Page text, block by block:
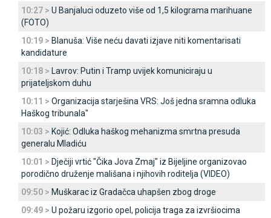
10:27 > U Banjaluci oduzeto više od 1,5 kilograma marihuane
(FOTO)
10:19 > Blanuša: Više neću davati izjave niti komentarisati
kandidature
10:18 > Lavrov: Putin i Tramp uvijek komuniciraju u
prijateljskom duhu
10:11 > Organizacija starješina VRS: Јoš jedna sramna odluka
Haškog tribunala"
10:03 > Kojić: Odluka haškog mehanizma smrtna presuda
generalu Mladiću
10:01 > Dječiji vrtić "Čika Јova Zmaj" iz Bijeljine organizovao
porodično druženje mališana i njihovih roditelja (VIDEO)
09:50 > Muškarac iz Gradačca uhapšen zbog droge
09:49 > U požaru izgorio opel, policija traga za izvršiocima